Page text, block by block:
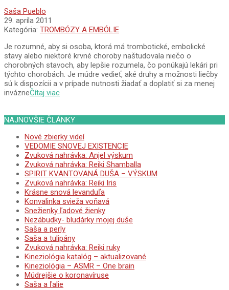
2011-
04-
29
Saša Pueblo
29. apríla 2011
Kategória: TROMBÓZY A EMBÓLIE
Je rozumné, aby si osoba, ktorá má trombotické, embolické
stavy alebo niektoré krvné choroby naštudovala niečo o
chorobných stavoch, aby lepšie rozumela, čo ponúkajú lekári pri
týchto chorobách. Je múdre vedieť, aké druhy a možnosti liečby
sú k dispozícii a v prípade nutnosti žiadať a doplatiť si za menej
invázneČítaj viac
NAJNOVŠIE ČLÁNKY
Nové zbierky videí
VEDOMIE SNOVEJ EXISTENCIE
Zvuková nahrávka: Anjel výskum
Zvuková nahrávka: Reiki Shamballa
SPIRIT KVANTOVANÁ DUŠA – VÝSKUM
Zvuková nahrávka: Reiki Iris
Krásne snová levanduľa
Konvalinka svieža voňavá
Snežienky ľadové žienky
Nezábudky- bludárky mojej duše
Saša a perly
Saša a tulipány
Zvuková nahrávka: Reiki ruky
Kineziológia katalóg – aktualizované
Kineziológia – ASMR – One brain
Múdrejšie o koronavíruse
Saša a ľalie